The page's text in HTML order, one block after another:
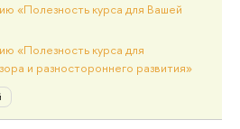
«Полезность курса для Вашей
«Полезность курса для
и разностороннего развития»